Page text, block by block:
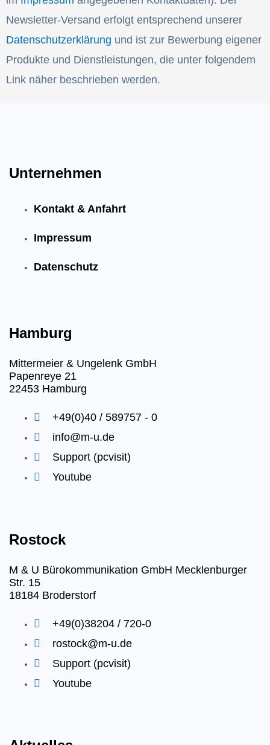
Newsletter-Versand erfolgt entsprechend unserer
Datenschutzerklärung und ist zur Bewerbung eigener
Produkte und Dienstleistungen, die unter folgendem
Link näher beschrieben werden.
Unternehmen
Kontakt & Anfahrt
Impressum
Datenschutz
Hamburg
Mittermeier & Ungelenk GmbH
Papenreye 21
22453 Hamburg
+49(0)40 / 589757 - 0
info@m-u.de
Support (pcvisit)
Youtube
Rostock
M & U Bürokommunikation GmbH Mecklenburger
Str. 15
18184 Broderstorf
+49(0)38204 / 720-0
rostock@m-u.de
Support (pcvisit)
Youtube